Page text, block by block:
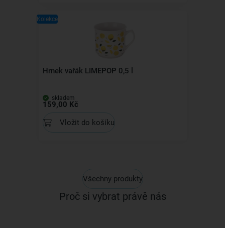
Kolekce
Hrnek vařák LIMEPOP 0,5 l
skladem
159,00 Kč
Vložit do košíku
Všechny produkty
Proč si vybrat právě nás